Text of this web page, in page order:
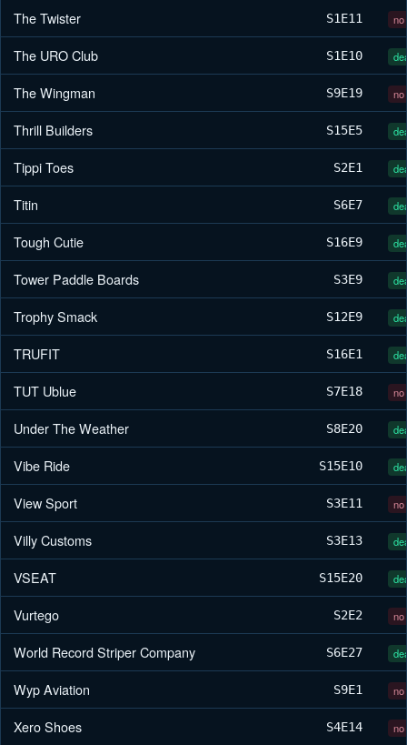
The Twister S1E11 no
The URO Club S1E10
The Wingman S9E19 no
Thrill Builders S15E5
Tippi Toes S2E1
Titin S6E7
Tough Cutie S16E9
Tower Paddle Boards S3E9
Trophy Smack S12E9
TRUFIT S16E1
TUT Ublue S7E18 no
Under The Weather S8E20
Vibe Ride S15E10
View Sport S3E11 no
Villy Customs S3E13
VSEAT S15E20
Vurtego S2E2 no
World Record Striper Company S6E27
Wyp Aviation S9E1 no
Xero Shoes S4E14 no